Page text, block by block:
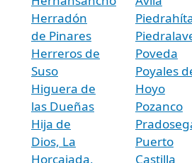
Herradón
de Pinares
Herreros de
Suso
Higuera de
las Dueñas
Hija de
Dios, La
Horcajada,
Poveda
Poyales
Hoyo
Pozanco
Puerto
Castilla